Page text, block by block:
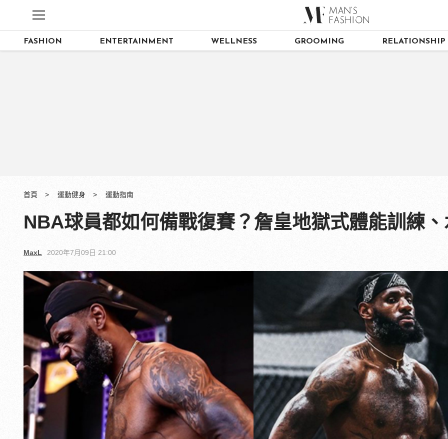
FASHION ENTERTAINMENT WELLNESS GROOMING RELATIONSHIP
首頁 運動健身 運動指南
NBA球員都如何備戰復賽？詹皇地獄式體能訓練
MaxL 2020年7月09日 21:00